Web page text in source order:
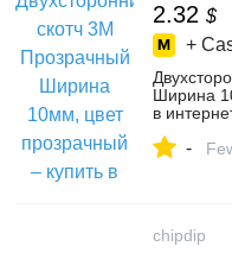
2.32 $
+
Ширина
в
-
chipdip